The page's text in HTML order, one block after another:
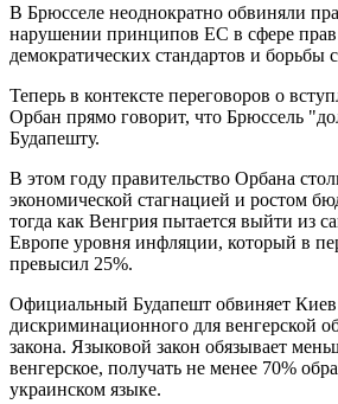
В Брюсселе неоднократно обвиняли
нарушении принципов ЕС в сфере прав
демократических стандартов и борьбы
Теперь в контексте переговоров о
Орбан прямо говорит, что Брюссель
Будапешту.
В этом году правительство Орбана
экономической стагнацией и ростом
тогда как Венгрия пытается выйти из
Европе уровня инфляции, который в
превысил 25%.
Официальный Будапешт обвиняет
дискриминационного для венгерской
закона. Языковой закон обязывает
венгерское, получать не менее 70%
украинском языке.